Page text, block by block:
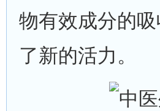
物有效成分的
了新的活力。